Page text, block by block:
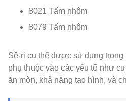
8021 Tấm nhôm
8079 Tấm nhôm
Sê-ri cụ thể được sử dụng trong
phụ thuộc vào các yếu tố như
ăn mòn, khả năng tạo hình, và